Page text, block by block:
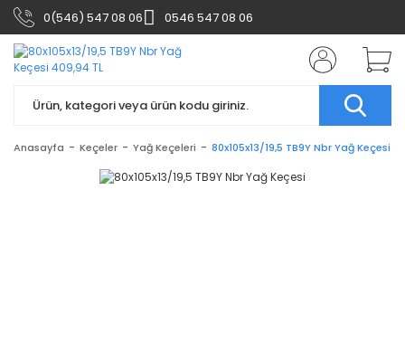
0(546) 547 08 06 0546 547 08 06
Anasayfa Keçeler Yağ Keçeleri 80x105x13/19,5 TB9Y Nbr Yağ Keçesi